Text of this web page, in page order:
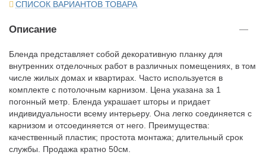
СПИСОК ВАРИАНТОВ ТОВАРА
Описание
Бленда представляет собой декоративную планку для
внутренних отделочных работ в различных помещениях, в том
числе жилых домах и квартирах. Часто используется в
комплекте с потолочным карнизом. Цена указана за 1
погонный метр. Бленда украшает шторы и придает
индивидуальности всему интерьеру. Она легко соединяется с
карнизом и отсоединяется от него. Преимущества:
качественный пластик; простота монтажа; длительный срок
службы. Продажа кратно 50см.